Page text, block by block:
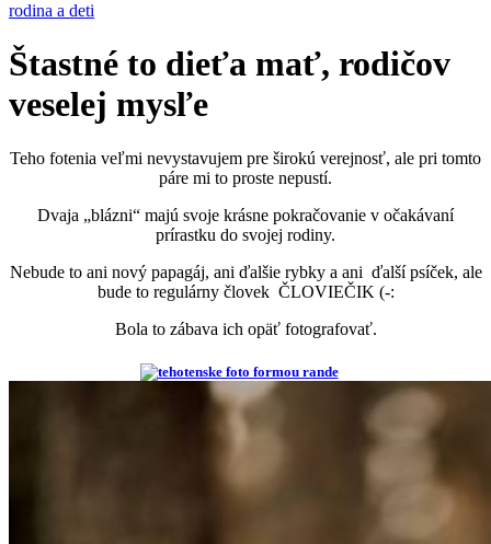
rodina a deti
Štastné to dieťa mať, rodičov
veselej mysľe
Teho fotenia veľmi nevystavujem pre širokú verejnosť, ale pri tomto
páre mi to proste nepustí.
Dvaja „blázni“ majú svoje krásne pokračovanie v očakávaní
prírastku do svojej rodiny.
Nebude to ani nový papagáj, ani ďalšie rybky a ani ďalší psíček, ale
bude to regulárny človek ČLOVIEČIK (-:
Bola to zábava ich opäť fotografovať.